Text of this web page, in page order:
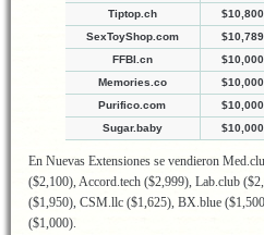
Tiptop.ch
$10,800
SexToyShop.com
$10,789
FFBI.cn
$10,000
Memories.co
$10,000
Purifico.com
$10,000
Sugar.baby
$10,000
En Nuevas Extensiones se vendieron
($2,100), Accord.tech ($2,999), Lab.club
($1,950), CSM.llc ($1,625), BX.blue
($1,000).